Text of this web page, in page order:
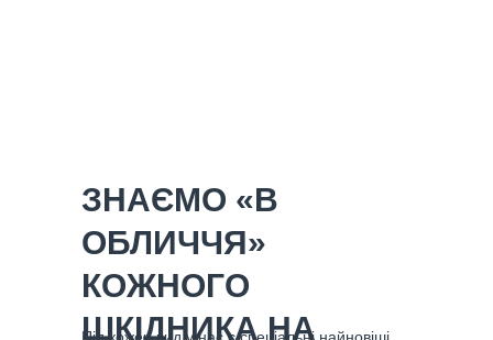
ЗНАЄМО «В
ОБЛИЧЧЯ»
КОЖНОГО
ШКІДНИКА НА